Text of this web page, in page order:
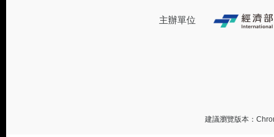
主辦單位
建議瀏覽版本：